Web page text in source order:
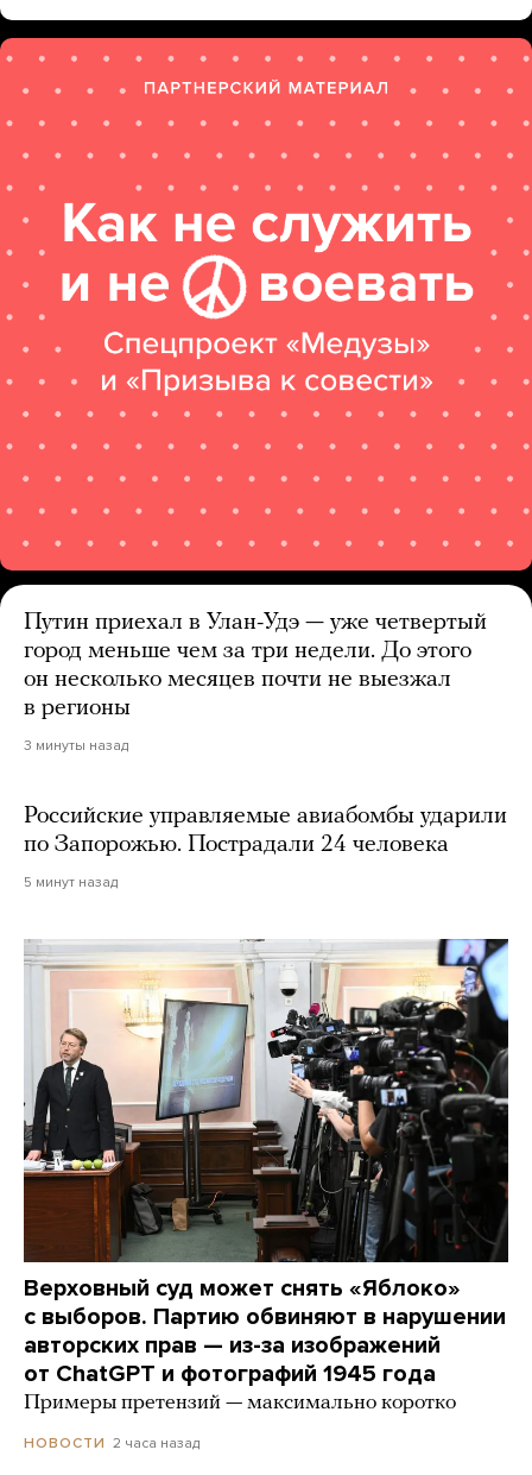
Путин приехал в Улан-Удэ — уже четвертый
город меньше чем за три недели. До этого
он несколько месяцев почти не выезжал
в регионы
3 минуты назад
Российские управляемые авиабомбы ударили
по Запорожью. Пострадали 24 человека
5 минут назад
Верховный суд может снять «Яблоко»
с выборов. Партию обвиняют в нарушении
авторских прав — из-за изображений
от ChatGPT и фотографий 1945 года
Примеры претензий — максимально коротко
НОВОСТИ 2 часа назад